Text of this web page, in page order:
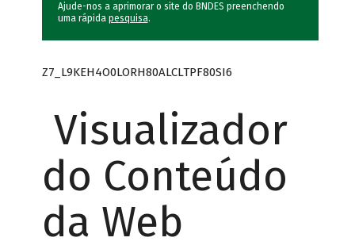
Ajude-nos a aprimorar o site do BNDES preenchendo
uma rápida pesquisa.
Z7_L9KEH4O0LORH80ALCLTPF80SI6
Visualizador
do Conteúdo
da Web